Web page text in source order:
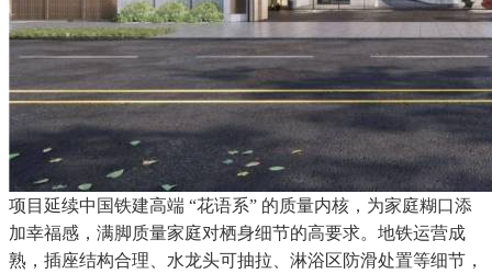
项目延续中国铁建高端 “花语系” 的质量内核，为家庭糊口添
加幸福感，满脚质量家庭对栖身细节的高要求。地铁运营成
熟，插座结构合理、水龙头可抽拉、淋浴区防滑处置等细节，